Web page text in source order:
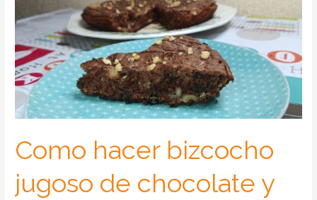
Como hacer bizcocho
jugoso de chocolate y